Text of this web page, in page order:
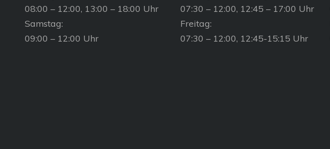
08:00 – 12:00, 13:00 – 18:00 Uhr
Samstag:
09:00 – 12:00 Uhr
07:30 – 12:00, 12:45 – 17:00 Uhr
Freitag:
07:30 – 12:00, 12:45-15:15 Uhr